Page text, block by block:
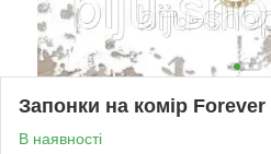
Запонки на комір
В наявності